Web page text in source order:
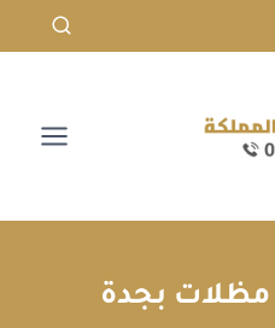
بجدة